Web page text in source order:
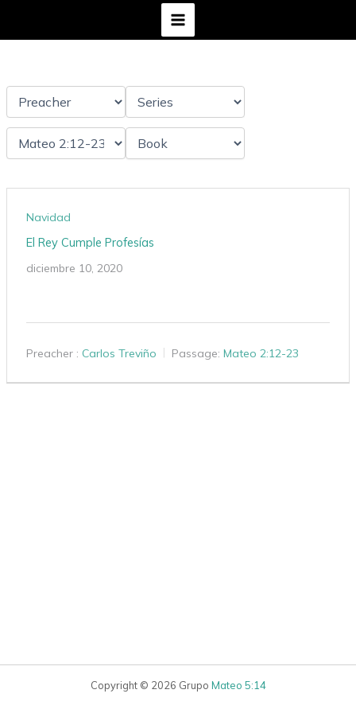
Navidad
El Rey Cumple Profesías
diciembre 10, 2020
Preacher : Carlos Treviño Passage: Mateo 2:12-23
Copyright © 2026 Grupo Mateo 5:14